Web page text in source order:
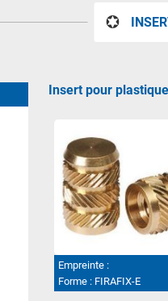
Insert pour plastique
Empreinte :
Forme : FIRAFIX-E